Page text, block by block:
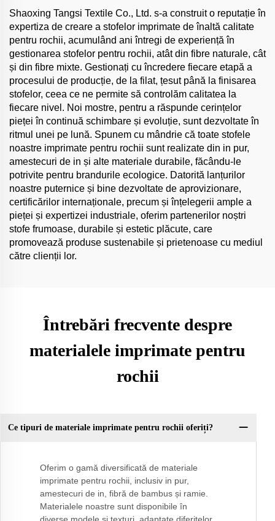
Shaoxing Tangsi Textile Co., Ltd. s-a construit o reputație în
expertiza de creare a stofelor imprimate de înaltă calitate
pentru rochii, acumulând ani întregi de experiență în
gestionarea stofelor pentru rochii, atât din fibre naturale, cât
și din fibre mixte. Gestionați cu încredere fiecare etapă a
procesului de producție, de la filat, țesut până la finisarea
stofelor, ceea ce ne permite să controlăm calitatea la
fiecare nivel. Noi mostre, pentru a răspunde cerințelor
pieței în continuă schimbare și evoluție, sunt dezvoltate în
ritmul unei pe lună. Spunem cu mândrie că toate stofele
noastre imprimate pentru rochii sunt realizate din in pur,
amestecuri de in și alte materiale durabile, făcându-le
potrivite pentru brandurile ecologice. Datorită lanțurilor
noastre puternice și bine dezvoltate de aprovizionare,
certificărilor internaționale, precum și înțelegerii ample a
pieței și expertizei industriale, oferim partenerilor noștri
stofe frumoase, durabile și estetic plăcute, care
promovează produse sustenabile și prietenoase cu mediul
către clienții lor.
Întrebări frecvente despre
materialele imprimate pentru
rochii
Ce tipuri de materiale imprimate pentru rochii oferiți?
Oferim o gamă diversificată de materiale
imprimate pentru rochii, inclusiv in pur,
amestecuri de in, fibră de bambus și ramie.
Materialele noastre sunt disponibile în
diverse modele și texturi, adaptate diferitelor